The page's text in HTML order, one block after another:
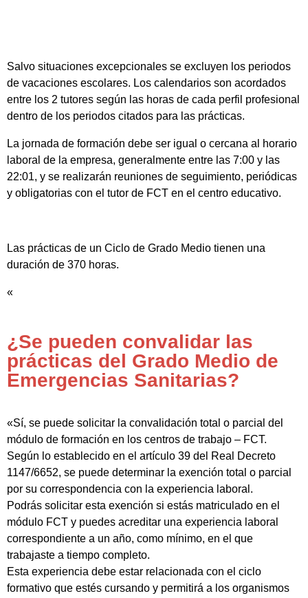
Salvo situaciones excepcionales se excluyen los periodos
de vacaciones escolares. Los calendarios son acordados
entre los 2 tutores según las horas de cada perfil profesional
dentro de los periodos citados para las prácticas.
La jornada de formación debe ser igual o cercana al horario
laboral de la empresa, generalmente entre las 7:00 y las
22:01, y se realizarán reuniones de seguimiento, periódicas
y obligatorias con el tutor de FCT en el centro educativo.
Las prácticas de un Ciclo de Grado Medio tienen una
duración de 370 horas.
«
¿Se pueden convalidar las
prácticas del Grado Medio de
Emergencias Sanitarias?
«Sí, se puede solicitar la convalidación total o parcial del
módulo de formación en los centros de trabajo – FCT.
Según lo establecido en el artículo 39 del Real Decreto
1147/6652, se puede determinar la exención total o parcial
por su correspondencia con la experiencia laboral.
Podrás solicitar esta exención si estás matriculado en el
módulo FCT y puedes acreditar una experiencia laboral
correspondiente a un año, como mínimo, en el que
trabajaste a tiempo completo.
Esta experiencia debe estar relacionada con el ciclo
formativo que estés cursando y permitirá a los organismos